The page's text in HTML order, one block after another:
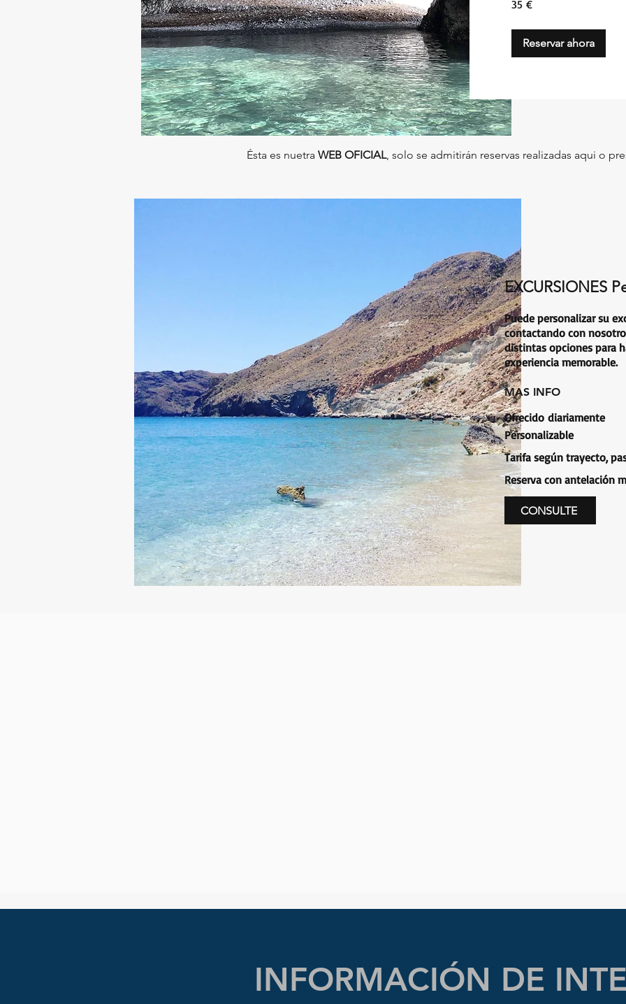
No tenemos productos
para mostrar en este momento.
euros
35 €
Reservar ahora
​Ésta es nuetra WEB OFICIAL, solo se admitirán reservas realizadas aqui o
EXCURSIONES
Puede personalizar su
contactando con
distintas opciones para
experiencia memorable.
MAS INFO
Ofrecido diariamente
Personalizable
Tarifa según trayecto,
Reserva con antelación
CONSULTE
INFORMACIÓN DE